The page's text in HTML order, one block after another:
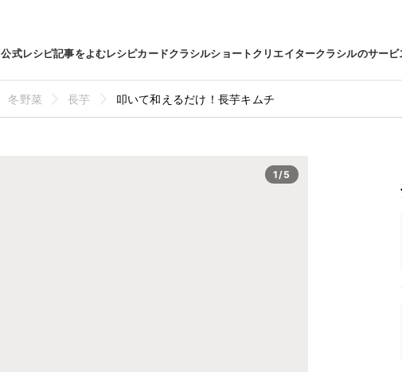
公式レシピ記事をよむレシピカードクラシルショートクリエイタークラシルのサービ
冬野菜 長芋 叩いて和えるだけ！長芋キムチ
1/5